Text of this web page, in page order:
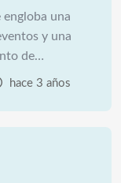
una
y una
de…
hace 3 años